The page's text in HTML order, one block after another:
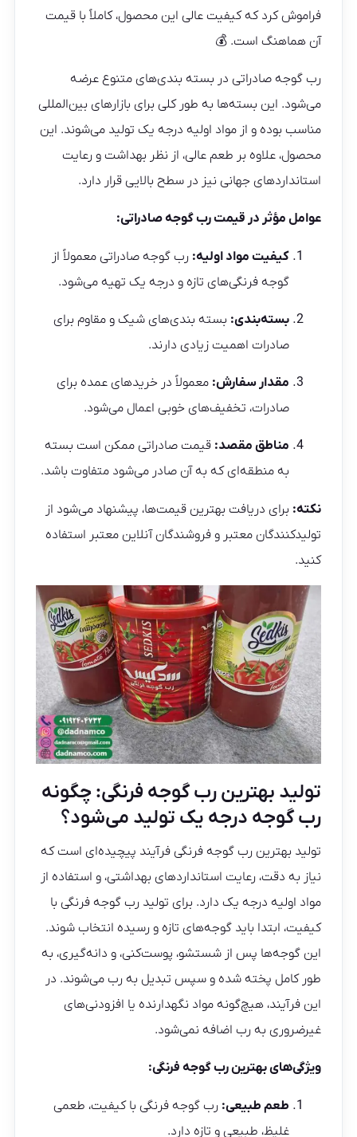
فراموش کرد که کیفیت عالی این محصول، کاملاً با قیمت
آن هماهنگ است. 💰
رب گوجه صادراتی در بسته‌ بندی‌های متنوع عرضه
می‌شود. این بسته‌ها به طور کلی برای بازارهای بین‌المللی
مناسب بوده و از مواد اولیه درجه یک تولید می‌شوند. این
محصول، علاوه بر طعم عالی، از نظر بهداشت و رعایت
استانداردهای جهانی نیز در سطح بالایی قرار دارد.
عوامل مؤثر در قیمت رب گوجه صادراتی:
کیفیت مواد اولیه: رب گوجه صادراتی معمولاً از
گوجه فرنگی‌های تازه و درجه یک تهیه می‌شود.
بسته‌بندی: بسته‌ بندی‌های شیک و مقاوم برای
صادرات اهمیت زیادی دارند.
مقدار سفارش: معمولاً در خریدهای عمده برای
صادرات، تخفیف‌های خوبی اعمال می‌شود.
مناطق مقصد: قیمت صادراتی ممکن است بسته
به منطقه‌ای که به آن صادر می‌شود متفاوت باشد.
نکته: برای دریافت بهترین قیمت‌ها، پیشنهاد می‌شود از
تولیدکنندگان معتبر و فروشندگان آنلاین معتبر استفاده
کنید.
تولید بهترین رب گوجه فرنگی: چگونه
رب گوجه درجه یک تولید می‌شود؟
تولید بهترین رب گوجه فرنگی فرآیند پیچیده‌ای است که
نیاز به دقت، رعایت استانداردهای بهداشتی، و استفاده از
مواد اولیه درجه یک دارد. برای تولید رب گوجه فرنگی با
کیفیت، ابتدا باید گوجه‌های تازه و رسیده انتخاب شوند.
این گوجه‌ها پس از شستشو، پوست‌کنی، و دانه‌گیری، به
طور کامل پخته شده و سپس تبدیل به رب می‌شوند. در
این فرآیند، هیچ‌گونه مواد نگهدارنده یا افزودنی‌های
غیرضروری به رب اضافه نمی‌شود.
ویژگی‌های بهترین رب گوجه فرنگی:
طعم طبیعی: رب گوجه فرنگی با کیفیت، طعمی
غلیظ، طبیعی و تازه دارد.